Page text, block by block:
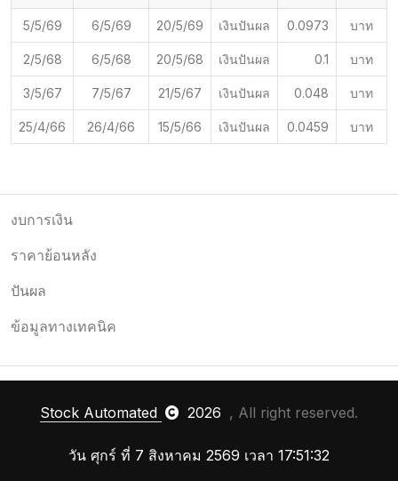
5/5/69 6/5/69 20/5/69 เงินปันผล 0.0973 บาท
2/5/68 6/5/68 20/5/68 เงินปันผล 0.1 บาท
3/5/67 7/5/67 21/5/67 เงินปันผล 0.048 บาท
25/4/66 26/4/66 15/5/66 เงินปันผล 0.0459 บาท
งบการเงิน
ราคาย้อนหลัง
ปันผล
ข้อมูลทางเทคนิค
Stock Automated 2026 , All right reserved.
วัน ศุกร์ ที่ 7 สิงหาคม 2569 เวลา 17:51:32